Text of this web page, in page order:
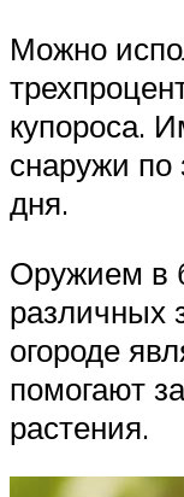
Можно
купороса.
снаружи по
дня.
Оружием в
различных
огороде
помогают
растения.